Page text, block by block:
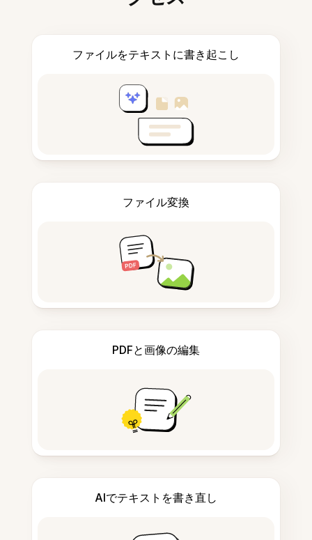
ファイルをテキストに書き起こし
ファイル変換
PDFと画像の編集
AIでテキストを書き直し